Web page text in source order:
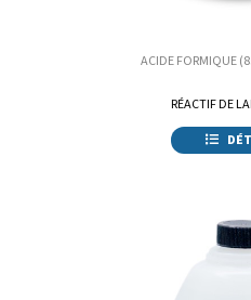
ACIDE FORMIQUE
RÉACTIF DE